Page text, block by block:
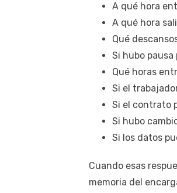
A qué hora
A qué hora
Qué
Si hubo pausa
Qué horas
Si el
Si el contrato
Si hubo
Si los datos
Cuando esas
memoria del